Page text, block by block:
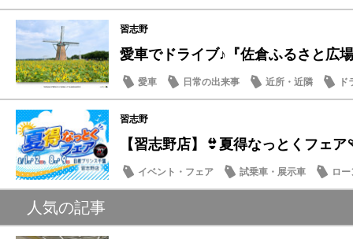
習志野
愛車でドライブ♪『佐倉ふるさと広
愛車 日常の出来事 近所・近隣
習志野
【習志野店】👙夏得なっとくフェ
イベント・フェア 試乗車・展示車
ロー
日産のお店
人気の記事